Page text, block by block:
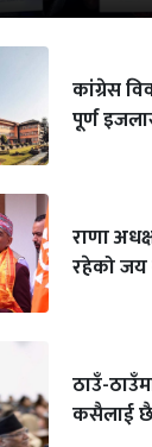
कांग्रेस
पूर्ण
राणा
रहेको जय
ठाउँ-
कसैलाई